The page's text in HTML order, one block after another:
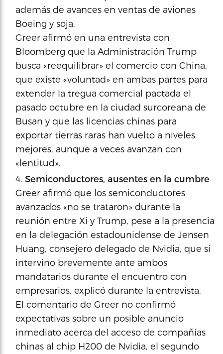
además de avances en ventas de aviones
Boeing y soja.
Greer afirmó en una entrevista con
Bloomberg que la Administración Trump
busca «reequilibrar» el comercio con China,
que existe «voluntad» en ambas partes para
extender la tregua comercial pactada el
pasado octubre en la ciudad surcoreana de
Busan y que las licencias chinas para
exportar tierras raras han vuelto a niveles
mejores, aunque a veces avanzan con
«lentitud».
Semiconductores, ausentes en la cumbre
Greer afirmó que los semiconductores
avanzados «no se trataron» durante la
reunión entre Xi y Trump, pese a la presencia
en la delegación estadounidense de Jensen
Huang, consejero delegado de Nvidia, que sí
intervino brevemente ante ambos
mandatarios durante el encuentro con
empresarios, explicó durante la entrevista.
El comentario de Greer no confirmó
expectativas sobre un posible anuncio
inmediato acerca del acceso de compañías
chinas al chip H200 de Nvidia, el segundo